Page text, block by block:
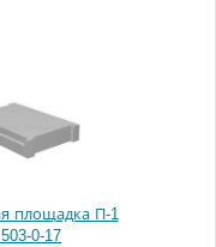
площадка П-1
0-17